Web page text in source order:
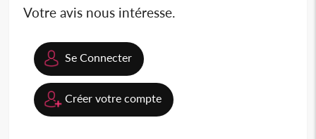
Votre avis nous intéresse.
Se Connecter
Créer votre compte